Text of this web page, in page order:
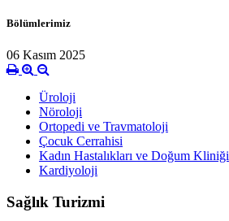
Bölümlerimiz
06 Kasım 2025
Üroloji
Nöroloji
Ortopedi ve Travmatoloji
Çocuk Cerrahisi
Kadın Hastalıkları ve Doğum Kliniği
Kardiyoloji
Sağlık Turizmi